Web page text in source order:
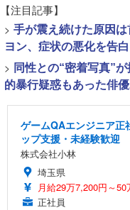
【注目記事】
> 手が震え続けた原因
ヨン、症状の悪化を告白
> 同性との“密着写真”
的暴行疑惑もあった俳
ゲームQAエンジニア正
ップ支援・未経験歓迎
株式会社小林
埼玉県
月給29万7,200円～50
正社員